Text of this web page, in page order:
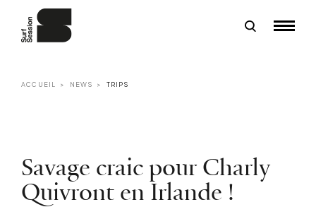
ACCUEIL NEWS TRIPS
Savage craic pour Charly
Quivront en Irlande !